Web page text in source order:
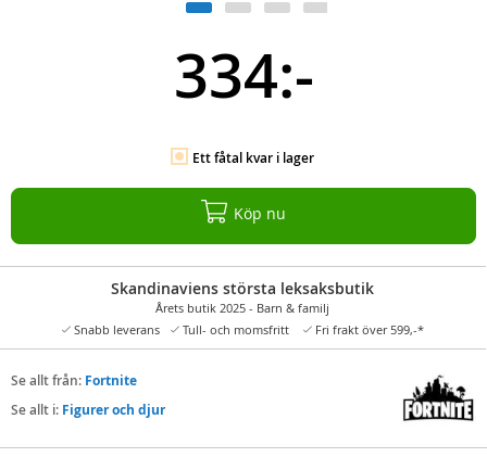
334:-
Ett fåtal kvar i lager
Köp nu
Skandinaviens största leksaksbutik
Årets butik 2025 - Barn & familj
Snabb leverans
Tull- och momsfritt Fri frakt över 599,-*
Se allt från: Fortnite
Se allt i: Figurer och djur